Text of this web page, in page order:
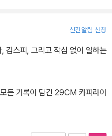
신간알림 신청
김스피, 그리고 작심 없이 일하는
든 기록이 담긴 29CM 카피라이